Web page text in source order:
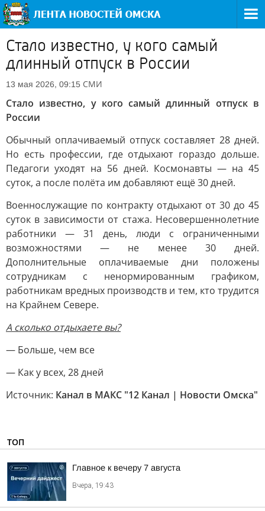
Стало известно, у кого самый
длинный отпуск в России
13 мая 2026, 09:15 СМИ
Стало известно, у кого самый длинный отпуск в
России
Обычный оплачиваемый отпуск составляет 28 дней.
Но есть профессии, где отдыхают гораздо дольше.
Педагоги уходят на 56 дней. Космонавты — на 45
суток, а после полёта им добавляют ещё 30 дней.
Военнослужащие по контракту отдыхают от 30 до 45
суток в зависимости от стажа. Несовершеннолетние
работники — 31 день, люди с ограниченными
возможностями — не менее 30 дней.
Дополнительные оплачиваемые дни положены
сотрудникам с ненормированным графиком,
работникам вредных производств и тем, кто трудится
на Крайнем Севере.
А сколько отдыхаете вы?
— Больше, чем все
— Как у всех, 28 дней
Источник: Канал в МАКС "12 Канал | Новости Омска"
ТОП
Главное к вечеру 7 августа
Вчера, 19:43